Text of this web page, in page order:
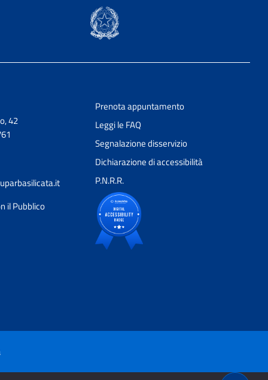
smart_toy
Ciao 👋
Come posso esserti utile?
42
il Pubblico
Prenota appuntamento
Leggi le FAQ
Segnalazione disservizio
Dichiarazione di accessibilità
P.N.R.R.